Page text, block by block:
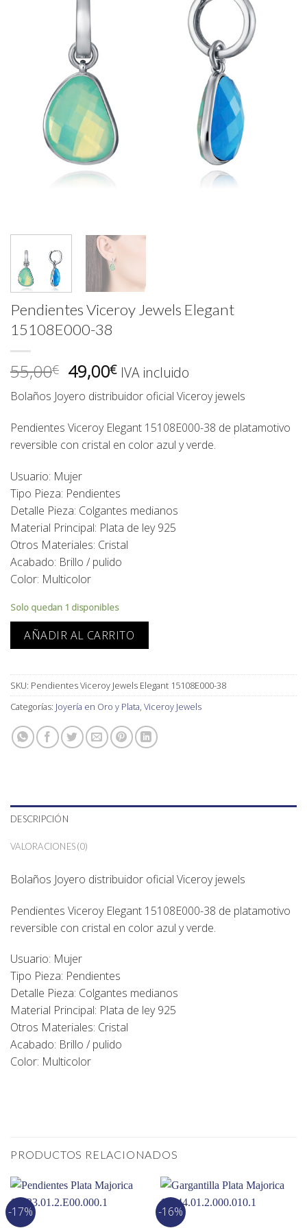
Pendientes Viceroy Jewels Elegant
15108E000-38
55,00€ El
precio
original
era:
55,00€.
49,00€El
precio
actual
es:
49,00€.
IVA incluido
Bolaños Joyero distribuidor oficial Viceroy jewels
Pendientes Viceroy Elegant 15108E000-38 de platamotivo
reversible con cristal en color azul y verde.
Usuario: Mujer
Tipo Pieza: Pendientes
Detalle Pieza: Colgantes medianos
Material Principal: Plata de ley 925
Otros Materiales: Cristal
Acabado: Brillo / pulido
Color: Multicolor
Solo quedan 1 disponibles
AÑADIR AL CARRITO
SKU: Pendientes Viceroy Jewels Elegant 15108E000-38
Categorías: Joyería en Oro y Plata, Viceroy Jewels
DESCRIPCIÓN
VALORACIONES (0)
Bolaños Joyero distribuidor oficial Viceroy jewels
Pendientes Viceroy Elegant 15108E000-38 de platamotivo
reversible con cristal en color azul y verde.
Usuario: Mujer
Tipo Pieza: Pendientes
Detalle Pieza: Colgantes medianos
Material Principal: Plata de ley 925
Otros Materiales: Cristal
Acabado: Brillo / pulido
Color: Multicolor
PRODUCTOS RELACIONADOS
-17% -16%